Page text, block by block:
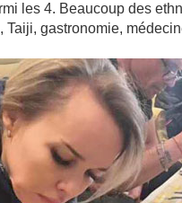
les 4. Beaucoup des
Taiji, gastronomie,